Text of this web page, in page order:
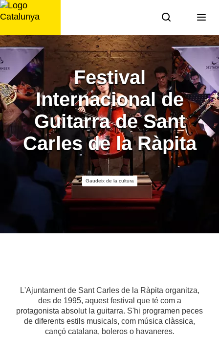
Saltar
al
Festival
Internacional de
Guitarra de Sant
Carles de la Ràpita
Gaudeix de la cultura
L'Ajuntament de Sant Carles de la Ràpita organitza,
des de 1995, aquest festival que té com a
protagonista absolut la guitarra. S'hi programen peces
de diferents estils musicals, com música clàssica,
cançó catalana, boleros o havaneres.